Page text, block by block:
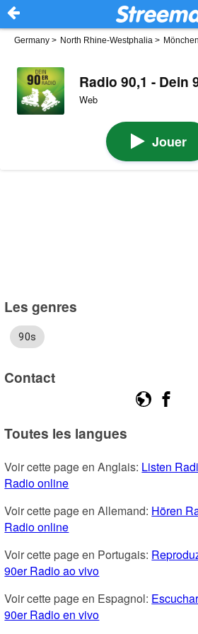
Germany > North Rhine-Westphalia >
Radio 90,1 - Dein
Web
Jouer
Les genres
90s
Contact
Toutes les langues
Voir cette page en Anglais: Listen
Radio online
Voir cette page en Allemand: Hören
Radio online
Voir cette page en Portugais:
90er Radio ao vivo
Voir cette page en Espagnol:
90er Radio en vivo